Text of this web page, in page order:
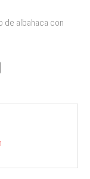
casero
de albahaca con